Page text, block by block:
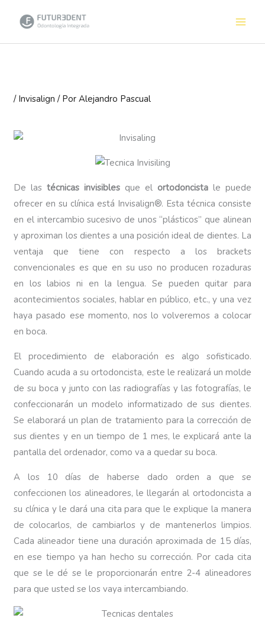
/ Invisalign / PorAlejandro Pascual
De lastécnicas invisibles que elortodoncistale puede
ofrecer en su clínica está Invisalign®. Esta técnica consiste
en el intercambio sucesivo de unos “plásticos” que alinean
y aproximan los dientes a una posición ideal de dientes. La
ventaja que tiene con respecto a los brackets
convencionales es que en su uso no producen rozaduras
en los labios ni en la lengua. Se pueden quitar para
acontecimientos sociales, hablar en público, etc., y una vez
haya pasado ese momento, nos lo volveremos a colocar
en boca.
El procedimiento de elaboración es algo sofisticado.
Cuando acuda a su ortodoncista, este le realizará un molde
de su boca y junto con las radiografías y las fotografías, le
confeccionarán un modelo informatizado de sus dientes.
Se elaborará un plan de tratamiento para la corrección de
sus dientes y en un tiempo de 1 mes, le explicará ante la
pantalla del ordenador, como va a quedar su boca.
A los 10 días de haberse dado orden a que se
confeccionen los alineadores, le llegarán al ortodoncista a
su clínica y le dará una cita para que le explique la manera
de colocarlos, de cambiarlos y de mantenerlos limpios.
Cada alineador tiene una duración aproximada de 15 días,
en ese tiempo ya han hecho su corrección. Por cada cita
que se le dé se le proporcionarán entre 2-4 alineadores
para que usted se los vaya intercambiando.